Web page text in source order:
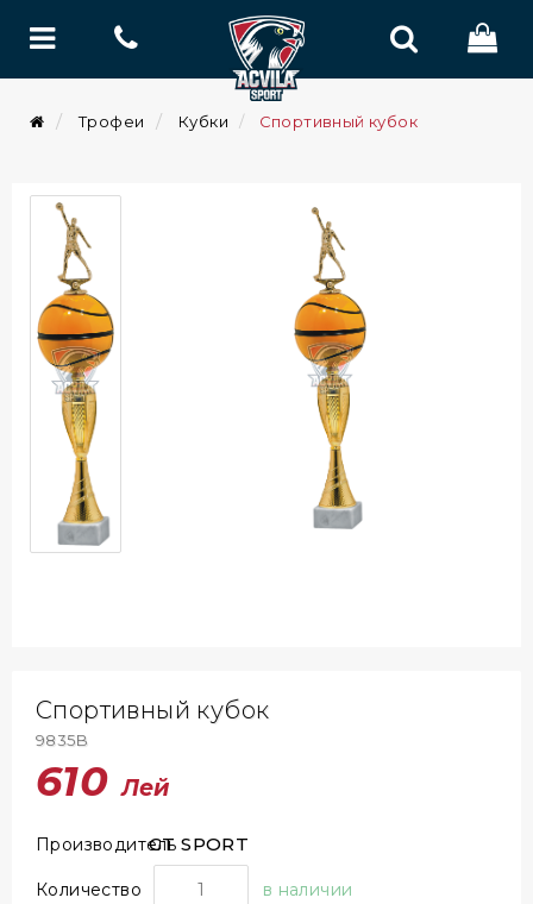
Трофеи Кубки Спортивный кубок
Спортивный кубок
9835B
610Лей
ПроизводительGT SPORT
Количество в наличии